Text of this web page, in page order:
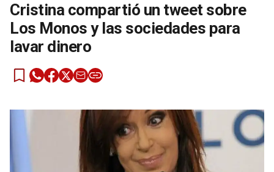
Cristina compartió un tweet sobre
Los Monos y las sociedades para
lavar dinero